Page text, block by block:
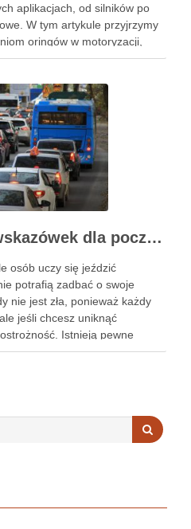
aplikacjach, od silników po
W tym artykule przyjrzymy
oringów w motoryzacji,
specyficzne wymagania.
5 podstawowych wskazówek dla początkujących, jak nauczyć się bezpieczeństwa jazdy samochodem
osób uczy się jeździć
potrafią zadbać o swoje
nie jest zła, ponieważ każdy
jeśli chcesz uniknąć
Istnieją pewne
nauka bezpieczeństwa